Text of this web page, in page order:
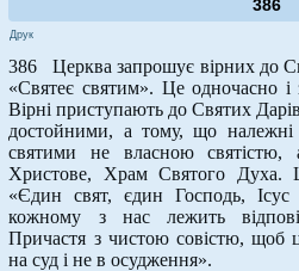
386
Друк
386 Церква запрошує вірних до
«Святеє святим». Це одночасно і
Вірні приступають до Святих
достойними, а тому, що належні
святими не власною
Христове, Храм Святого Духа.
«Єдин свят, єдин Господь,
кожному з нас лежить
Причастя з чистою совістю, щоб
на суд і не в осудження».